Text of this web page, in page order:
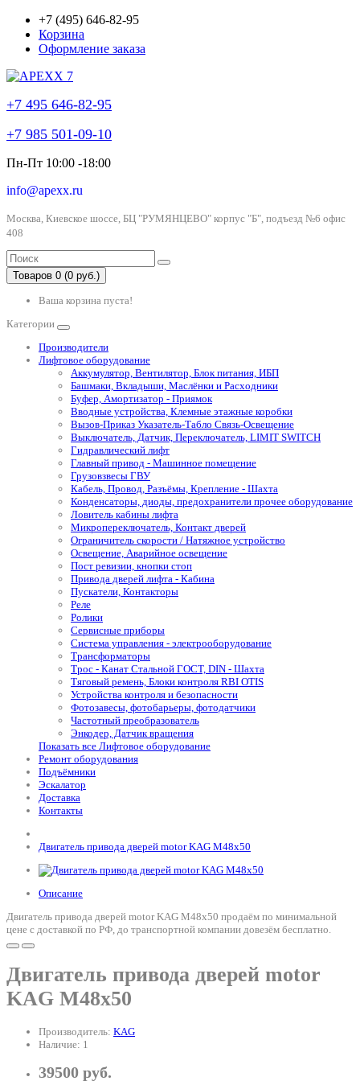
+7 (495) 646-82-95
Корзина
Оформление заказа
+7 495 646-82-95
+7 985 501-09-10
Пн-Пт 10:00 -18:00
info@apexx.ru
Москва, Киевское шоссе, БЦ "РУМЯНЦЕВО" корпус "Б", подъезд №6 офис
408
Товаров 0 (0 руб.)
Ваша корзина пуста!
Категории
Производители
Лифтовое оборудование
Аккумулятор, Вентилятор, Блок питания, ИБП
Башмаки, Вкладыши, Маслёнки и Расходники
Буфер, Амортизатор - Приямок
Вводные устройства, Клемные этажные коробки
Вызов-Приказ Указатель-Табло Связь-Освещение
Выключатель, Датчик, Переключатель, LIMIT SWITCH
Гидравлический лифт
Главный привод - Машинное помещение
Грузовзвесы ГВУ
Кабель, Провод, Разъёмы, Крепление - Шахта
Конденсаторы, диоды, предохранители прочее оборудование
Ловитель кабины лифта
Микропереключатель, Контакт дверей
Ограничитель скорости / Натяжное устройство
Освещение, Аварийное освещение
Пост ревизии, кнопки стоп
Привода дверей лифта - Кабина
Пускатели, Контакторы
Реле
Ролики
Сервисные приборы
Система управления - электрооборудование
Трансформаторы
Трос - Канат Стальной ГОСТ, DIN - Шахта
Тяговый ремень, Блоки контроля RBI OTIS
Устройства контроля и безопасности
Фотозавесы, фотобарьеры, фотодатчики
Частотный преобразователь
Энкодер, Датчик вращения
Показать все Лифтовое оборудование
Ремонт оборудования
Подъёмники
Эскалатор
Доставка
Контакты
Двигатель привода дверей motor KAG M48x50
Описание
Двигатель привода дверей motor KAG M48x50 продаём по минимальной
цене с доставкой по РФ, до транспортной компании довезём бесплатно.
Двигатель привода дверей motor
KAG M48x50
Производитель: KAG
Наличие: 1
39500 руб.